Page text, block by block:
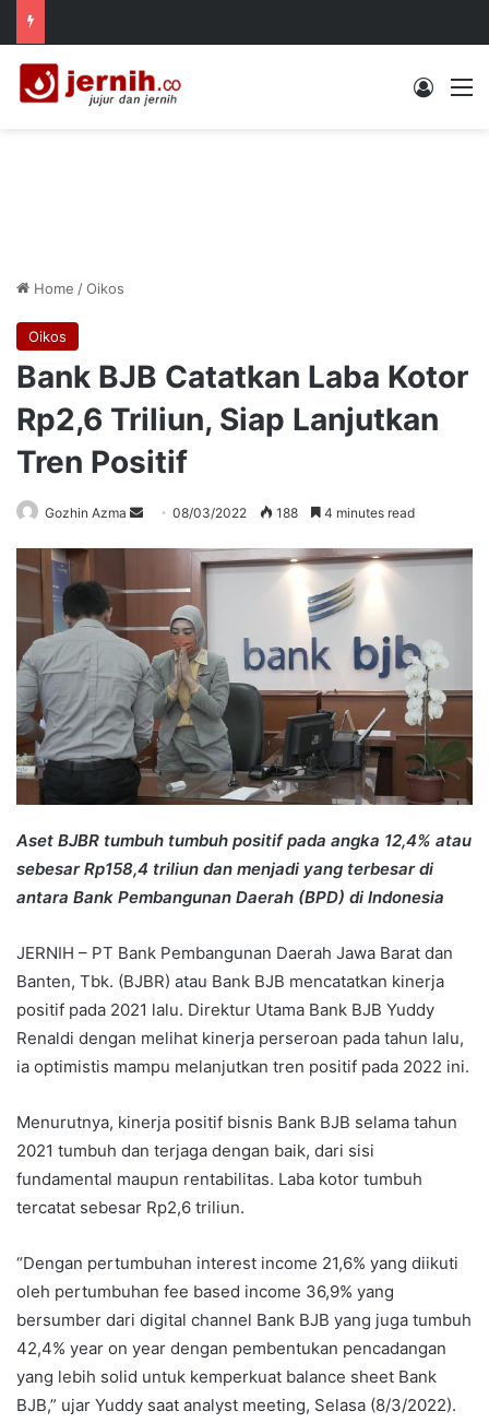
Log In
Home /Oikos
Oikos
Bank BJB Catatkan Laba Kotor
Rp2,6 Triliun, Siap Lanjutkan
Tren Positif
Gozhin Azma
Send08/03/2022 188 4 minutes read
Aset BJBR tumbuh tumbuh positif pada angka 12,4% atau
sebesar Rp158,4 triliun dan menjadi yang terbesar di
antara Bank Pembangunan Daerah (BPD) di Indonesia
JERNIH – PT Bank Pembangunan Daerah Jawa Barat dan
Banten, Tbk. (BJBR) atau Bank BJB mencatatkan kinerja
positif pada 2021 lalu. Direktur Utama Bank BJB Yuddy
Renaldi dengan melihat kinerja perseroan pada tahun lalu,
ia optimistis mampu melanjutkan tren positif pada 2022 ini.
Menurutnya, kinerja positif bisnis Bank BJB selama tahun
2021 tumbuh dan terjaga dengan baik, dari sisi
fundamental maupun rentabilitas. Laba kotor tumbuh
tercatat sebesar Rp2,6 triliun.
“Dengan pertumbuhan interest income 21,6% yang diikuti
oleh pertumbuhan fee based income 36,9% yang
bersumber dari digital channel Bank BJB yang juga tumbuh
42,4% year on year dengan pembentukan pencadangan
yang lebih solid untuk kemperkuat balance sheet Bank
BJB,” ujar Yuddy saat analyst meeting, Selasa (8/3/2022).